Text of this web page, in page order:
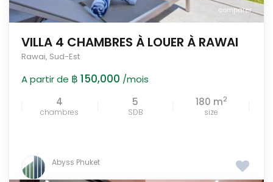
comparer
VILLA 4 CHAMBRES À LOUER À RAWAI
Rawai, Sud-Est
A partir de ฿ 150,000 /mois
4
chambres
5
SDB
180 m2
size
Abyss Phuket